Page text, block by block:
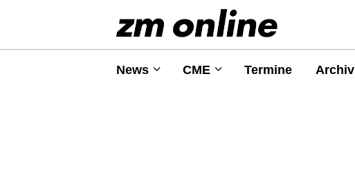
News CME Termine Archiv